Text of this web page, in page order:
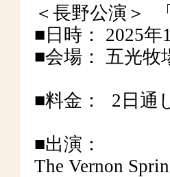
＜長野公演＞
■日時： 2025年
■会場： 五光牧
■料金： 2⽇通
■出演：
The Vernon